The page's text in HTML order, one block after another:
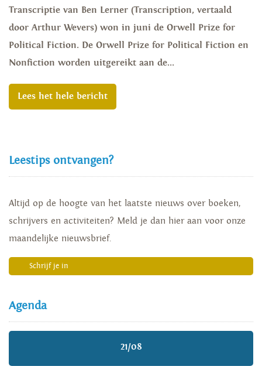
Transcriptie van Ben Lerner (Transcription, vertaald
door Arthur Wevers) won in juni de Orwell Prize for
Political Fiction. De Orwell Prize for Political Fiction en
Nonfiction worden uitgereikt aan de...
Lees het hele bericht
Leestips ontvangen?
Altijd op de hoogte van het laatste nieuws over boeken,
schrijvers en activiteiten? Meld je dan hier aan voor onze
maandelijke nieuwsbrief.
Schrijf je in
Agenda
21/08